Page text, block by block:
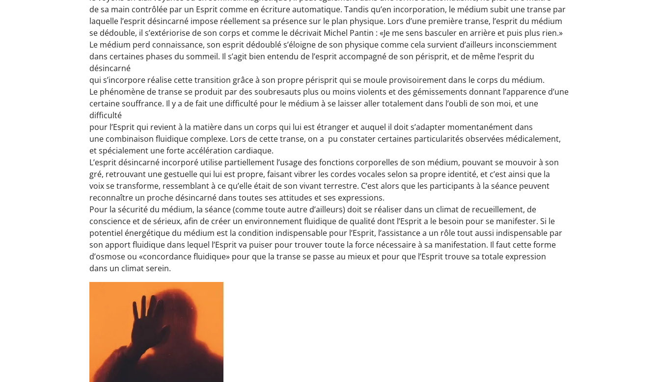
de sa main contrôlée par un Esprit comme en écriture automatique. Tandis qu’en incorporation, le médium subit une transe par
laquelle l’esprit désincarné impose réellement sa présence sur le plan physique. Lors d’une première transe, l’esprit du médium
se dédouble, il s’extériorise de son corps et comme le décrivait Michel Pantin : «Je me sens basculer en arrière et puis plus rien.»
Le médium perd connaissance, son esprit dédoublé s’éloigne de son physique comme cela survient d’ailleurs inconsciemment
dans certaines phases du sommeil. Il s’agit bien entendu de l’esprit accompagné de son périsprit, et de même l’esprit du
désincarné
qui s’incorpore réalise cette transition grâce à son propre périsprit qui se moule provisoirement dans le corps du médium.
Le phénomène de transe se produit par des soubresauts plus ou moins violents et des gémissements donnant l’apparence d’une
certaine souffrance. Il y a de fait une difficulté pour le médium à se laisser aller totalement dans l’oubli de son moi, et une
difficulté
pour l’Esprit qui revient à la matière dans un corps qui lui est étranger et auquel il doit s’adapter momentanément dans
une combinaison fluidique complexe. Lors de cette transe, on a pu constater certaines particularités observées médicalement,
et spécialement une forte accélération cardiaque.
L’esprit désincarné incorporé utilise partiellement l’usage des fonctions corporelles de son médium, pouvant se mouvoir à son
gré, retrouvant une gestuelle qui lui est propre, faisant vibrer les cordes vocales selon sa propre identité, et c’est ainsi que la
voix se transforme, ressemblant à ce qu’elle était de son vivant terrestre. C’est alors que les participants à la séance peuvent
reconnaître un proche désincarné dans toutes ses attitudes et ses expressions.
Pour la sécurité du médium, la séance (comme toute autre d’ailleurs) doit se réaliser dans un climat de recueillement, de
conscience et de sérieux, afin de créer un environnement fluidique de qualité dont l’Esprit a le besoin pour se manifester. Si le
potentiel énergétique du médium est la condition indispensable pour l’Esprit, l’assistance a un rôle tout aussi indispensable par
son apport fluidique dans lequel l’Esprit va puiser pour trouver toute la force nécessaire à sa manifestation. Il faut cette forme
d’osmose ou «concordance fluidique» pour que la transe se passe au mieux et pour que l’Esprit trouve sa totale expression
dans un climat serein.